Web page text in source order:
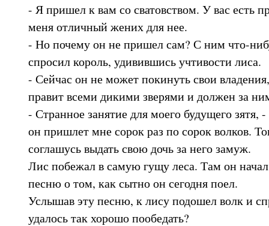
- Я пришел к вам со сватовством. У вас есть
меня отличный жених для нее.
- Но почему он не пришел сам? С ним что-
спросил король, удивившись учтивости лиса.
- Сейчас он не может покинуть свои
правит всеми дикими зверями и должен за
- Странное занятие для моего будущего зятя,
он пришлет мне сорок раз по сорок волков.
соглашусь выдать свою дочь за него замуж.
Лис побежал в самую гущу леса. Там он начал
песню о том, как сытно он сегодня поел.
Услышав эту песню, к лису подошел волк и
удалось так хорошо пообедать?